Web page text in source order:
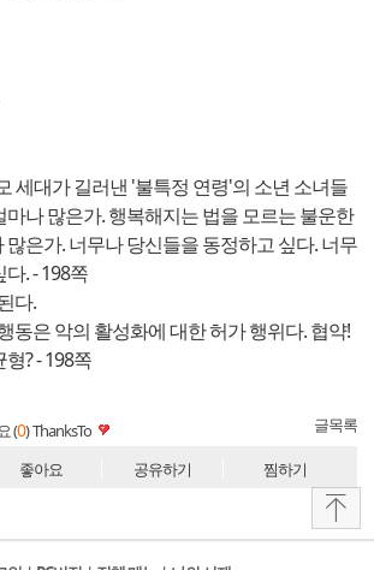
세대가 길러낸 '불특정 연령'의 소년 소녀들
마나 많은가. 행복해지는 법을 모르는 불운한
은가. 너무나 당신들을 동정하고 싶다. 너무
. - 198쪽
다.
동은 악의 활성화에 대한 허가 행위다. 협약!
? - 198쪽
(0)ThanksTo 글목록
좋아요 공유하기 찜하기